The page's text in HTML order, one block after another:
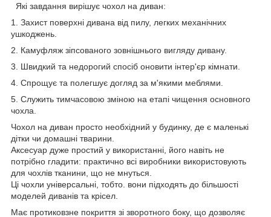
Які завдання вирішує чохол на диван:
1. Захист поверхні дивана від пилу, легких механічних
ушкоджень.
2. Камуфляж зіпсованого зовнішнього вигляду дивану.
3. Швидкий та недорогий спосіб оновити інтер'єр кімнати.
4. Спрощує та полегшує догляд за м'якими меблями.
5. Служить тимчасовою зміною на етапі чищення основного
чохла.
Чохол на диван просто необхідний у будинку, де є маленькі
дітки чи домашні тварини.
Аксесуар дуже простий у використанні, його навіть не
потрібно гладити: практично всі виробники використовують
для чохлів тканини, що не мнуться.
Ці чохли універсальні, тобто. вони підходять до більшості
моделей диванів та крісел.
Має протиковзне покриття зі зворотного боку, що дозволяє